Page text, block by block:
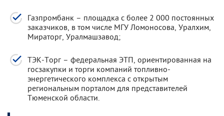
Газпромбанк – площадка с более 2 000 постоянных
заказчиков, в том числе МГУ Ломоносова, Уралхим,
Мираторг, Уралмашзавод;
ТЭК-Торг – федеральная ЭТП, ориентированная на
госзакупки и торги компаний топливно-
энергетического комплекса с открытым
региональным порталом для представителей
Тюменской области.